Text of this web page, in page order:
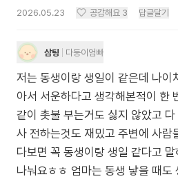
2026.05.23 공감해요 3 답글달기
삼팅 다둥이엄빠
저는 동생이랑 생일이 같은데 나이
아서 서운하다고 생각해본적이 한
같이 촛불 부는거도 싫지 않았고
사 전하는것도 재밌고 주변에 사람
다보면 꼭 동생이랑 생일 같다고 말
나눠요ㅎㅎ 엄마는 동생 낳을 때도